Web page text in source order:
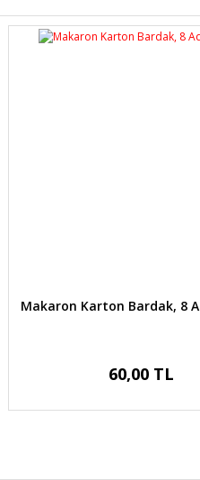
Makaron Karton Bardak, 8
60,00 TL